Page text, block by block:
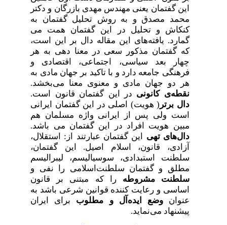
این گفتمان یعنی مهندس مهدی بازرگان و دکتر
محمد مصدق و به روش تحلیل گفتمان به
کنکاش و تحلیل در این گفتمان همت می
گمارد. یافته‌های این مقاله دال بر این است،
که گفتمان مذکور سعی در معنا دهی به هر
چهار بعد سیاسی، اجتماعی، اقتصادی و
فرهنگی جامعه دارد و با تاکید بر جهان مادی به
هر دو جهان مادی و معنوی معنا می‌بخشد.
نقطه‌ی کانونیدر این گفتمان قانون است.
دال برتر( هویت) اصلی در این گفتمان ایرانی
است ولی پس از ایرانی واژه مسلمان هم
مبین هویت افراد در این گفتمان می باشد.
دال‌های تهیاین گفتمان عبارتند از: استقلال،
آزادی، قانون، اسلام اصیل.
این گفتمان،
سلطنت استبدادی، سوسیالیسم، لیبرالیسم
مطلق و گفتمان سلطنت‌اسلامی را نفی و
سلطنت مشروطهرا که مبتنی بر قانون
اساسی و رعایت کننده‌ قوانین شرعی باشد به
عنوان وضع ایده‌آل و مطلوببرای ایران
پیشنهاد می‌نماید.